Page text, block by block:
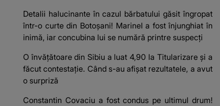
Detalii halucinante în cazul bărbatului găsit îngropat
într-o curte din Botoșani! Marinel a fost înjunghiat în
inimă, iar concubina lui se numără printre suspecți
O învățătoare din Sibiu a luat 4,90 la Titularizare și a
făcut contestație. Când s-au afișat rezultatele, a avut
o surpriză
Constantin Covaciu a fost condus pe ultimul drum!